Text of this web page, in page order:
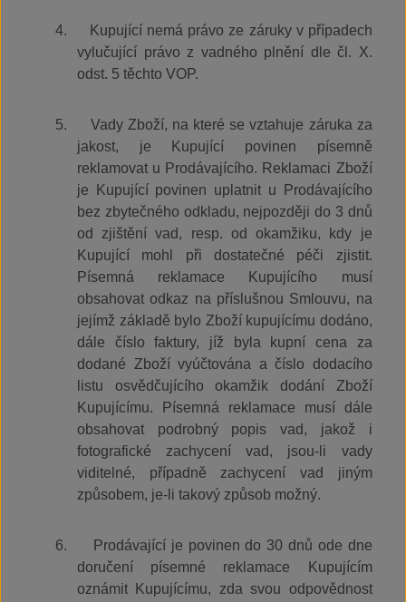
4.
Kupující nemá právo ze záruky v případech
vylučující právo z vadného plnění dle čl. X.
odst. 5 těchto VOP.
5.
Vady Zboží, na které se vztahuje záruka za
jakost, je Kupující povinen písemně
reklamovat u Prodávajícího. Reklamaci Zboží
je Kupující povinen uplatnit u Prodávajícího
bez zbytečného odkladu, nejpozději do 3 dnů
od zjištění vad, resp. od okamžiku, kdy je
Kupující mohl při dostatečné péči zjistit.
Písemná reklamace Kupujícího musí
obsahovat odkaz na příslušnou Smlouvu, na
jejímž základě bylo Zboží kupujícímu dodáno,
dále číslo faktury, jíž byla kupní cena za
dodané Zboží vyúčtována a číslo dodacího
listu osvědčujícího okamžik dodání Zboží
Kupujícímu. Písemná reklamace musí dále
obsahovat podrobný popis vad, jakož i
fotografické zachycení vad, jsou-li vady
viditelné, případně zachycení vad jiným
způsobem, je-li takový způsob možný.
6.
Prodávající je povinen do 30 dnů ode dne
doručení písemné reklamace Kupujícím
oznámit Kupujícímu, zda svou odpovědnost